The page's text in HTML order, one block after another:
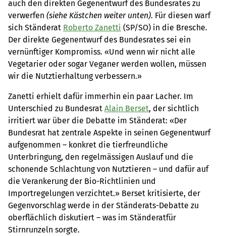
auch den direkten Gegenentwurf des Bundesrates zu
verwerfen (siehe Kästchen weiter unten). Für diesen warf
sich Ständerat Roberto Zanetti (SP/SO) in die Bresche.
Der direkte Gegenentwurf des Bundesrates sei ein
vernünftiger Kompromiss. «Und wenn wir nicht alle
Vegetarier oder sogar Veganer werden wollen, müssen
wir die Nutztierhaltung verbessern.»
Zanetti erhielt dafür immerhin ein paar Lacher. Im
Unterschied zu Bundesrat Alain Berset, der sichtlich
irritiert war über die Debatte im Ständerat: «Der
Bundesrat hat zentrale Aspekte in seinen Gegenentwurf
aufgenommen – konkret die tierfreundliche
Unterbringung, den regelmässigen Auslauf und die
schonende Schlachtung von Nutztieren – und dafür auf
die Verankerung der Bio-Richtlinien und
Importregelungen verzichtet.» Berset kritisierte, der
Gegenvorschlag werde in der Ständerats-Debatte zu
oberflächlich diskutiert – was im Ständeratfür
Stirnrunzeln sorgte.